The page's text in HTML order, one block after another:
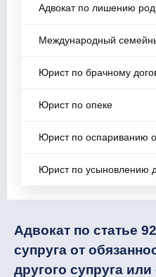
Адвокат по лишению
Международный
Юрист по брачному
Юрист по опеке
Юрист по оспариванию
Юрист по усыновлению
Адвокат по статье
супруга от
другого супруга